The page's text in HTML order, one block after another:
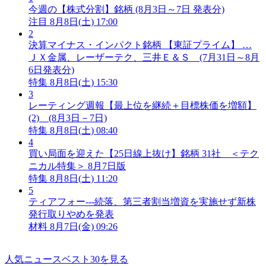
今週の【株式分割】銘柄 (8月3日～7日 発表分)
注目 8月8日(土) 17:00
2
決算マイナス・インパクト銘柄 【東証プライム】 …
ＪＸ金属、レーザーテク、三井Ｅ＆Ｓ (7月31日～8月
6日発表分)
特集 8月8日(土) 15:30
3
レーティング週報【最上位を継続＋目標株価を増額】
(2) (8月3日－7日)
特集 8月8日(土) 08:40
4
買い局面を迎えた【25日線上抜け】銘柄 31社 ＜テク
ニカル特集＞ 8月7日版
特集 8月8日(土) 11:20
5
ティアフォー---続落、第三者割当増資を実施せず新株
発行取りやめを発表
材料 8月7日(金) 09:26
人気ニュースベスト30を見る